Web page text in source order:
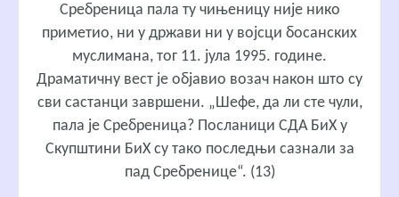
Сребреница пала ту чињеницу није нико
приметио, ни у држави ни у војсци босанских
муслимана, тог 11. јула 1995. године.
Драматичну вест је објавио возач након што су
сви састанци завршени. „Шефе, да ли сте чули,
пала је Сребреница? Посланици СДА БиХ у
Скупштини БиХ су тако последњи сазнали за
пад Сребренице“. (13)